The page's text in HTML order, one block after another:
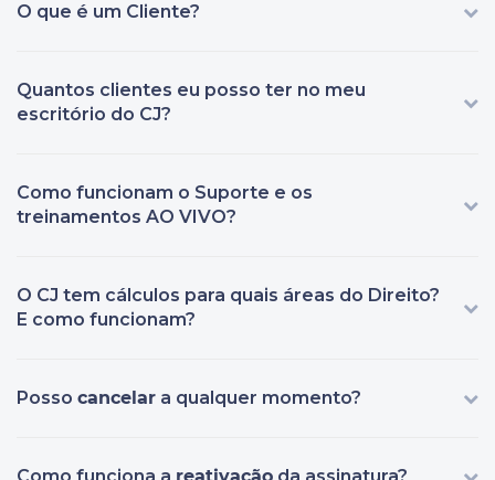
O que é um Cliente?
Quantos clientes eu posso ter no meu
escritório do CJ?
Como funcionam o Suporte e os
treinamentos AO VIVO?
O CJ tem cálculos para quais áreas do Direito?
E como funcionam?
Posso cancelar a qualquer momento?